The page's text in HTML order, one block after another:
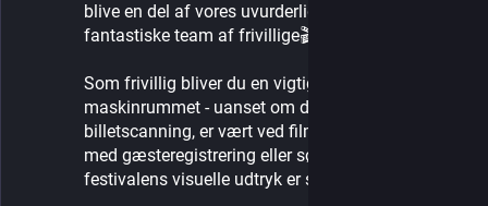
blive en del af vores uvurderlige og helt
fantastiske team af frivillige🎬
Som frivillig bliver du en vigtig del af
maskinrummet - uanset om du står for
billetscanning, er vært ved filmvisninger, hjælper
med gæsteregistrering eller sørger for, at
festivalens visuelle udtryk er synligt i bybilledet.